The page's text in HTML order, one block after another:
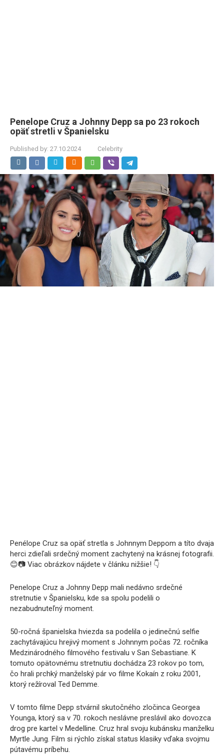
Penelope Cruz a Johnny Depp sa po 23 rokoch
opäť stretli v Španielsku
Published by: 27.10.2024 Celebrity
Penélope Cruz sa opäť stretla s Johnnym Deppom a títo dvaja
herci zdieľali srdečný moment zachytený na krásnej fotografii.
😊📷 Viac obrázkov nájdete v článku nižšie! 👇
Penelope Cruz a Johnny Depp mali nedávno srdečné
stretnutie v Španielsku, kde sa spolu podelili o
nezabudnuteľný moment.
50-ročná španielska hviezda sa podelila o jedinečnú selfie
zachytávajúcu hrejivý moment s Johnnym počas 72. ročníka
Medzinárodného filmového festivalu v San Sebastiane. K
tomuto opätovnému stretnutiu dochádza 23 rokov po tom,
čo hrali prchký manželský pár vo filme Kokaín z roku 2001,
ktorý režíroval Ted Demme.
V tomto filme Depp stvárnil skutočného zločinca Georgea
Younga, ktorý sa v 70. rokoch neslávne preslávil ako dovozca
drog pre kartel v Medelline. Cruz hral svoju kubánsku manželku
Myrtle Jung. Film si rýchlo získal status klasiky vďaka svojmu
pútavému príbehu.